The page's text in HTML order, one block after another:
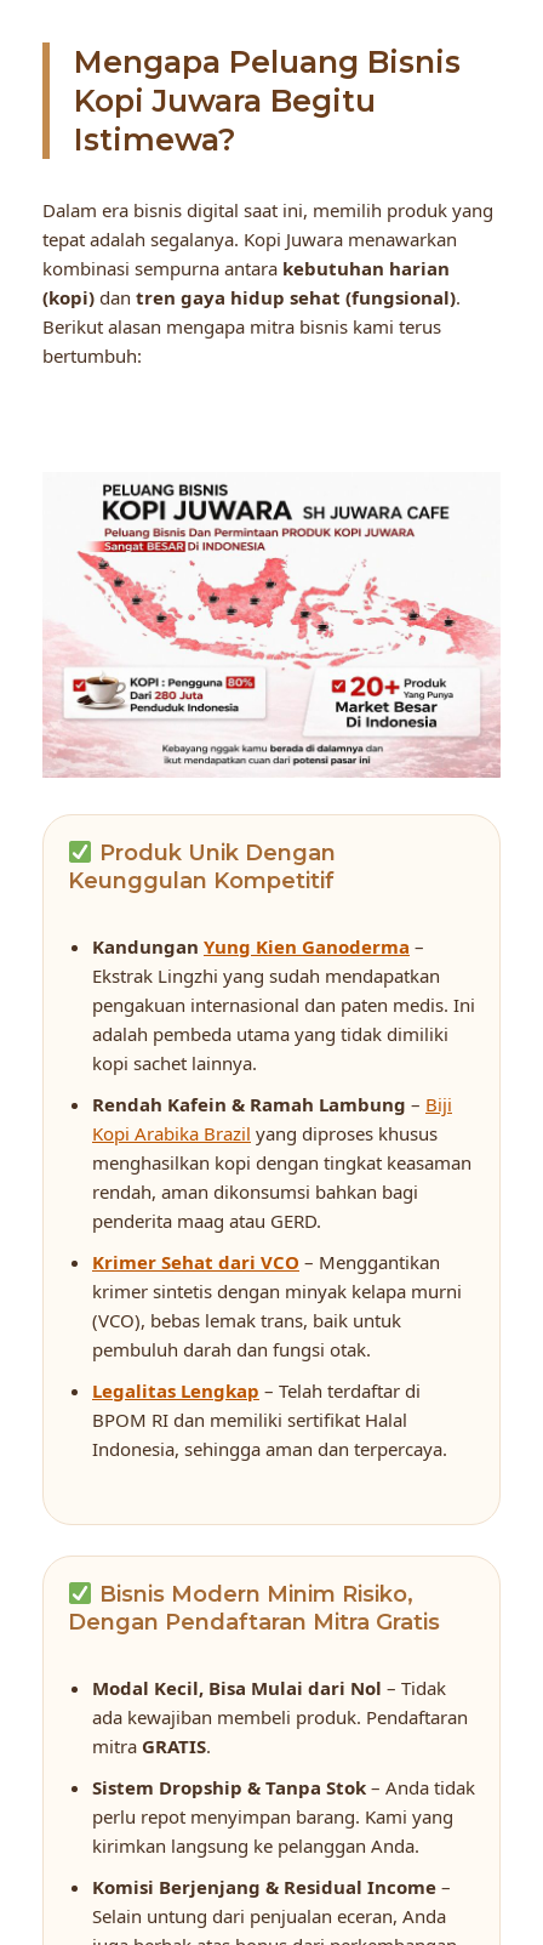
Mengapa Peluang Bisnis
Kopi Juwara Begitu
Istimewa?
Dalam era bisnis digital saat ini, memilih produk yang
tepat adalah segalanya. Kopi Juwara menawarkan
kombinasi sempurna antara kebutuhan harian
(kopi) dan tren gaya hidup sehat (fungsional).
Berikut alasan mengapa mitra bisnis kami terus
bertumbuh:
Produk Unik Dengan
Keunggulan Kompetitif
Kandungan Yung Kien Ganoderma –
Ekstrak Lingzhi yang sudah mendapatkan
pengakuan internasional dan paten medis. Ini
adalah pembeda utama yang tidak dimiliki
kopi sachet lainnya.
Rendah Kafein & Ramah Lambung – Biji
Kopi Arabika Brazil yang diproses khusus
menghasilkan kopi dengan tingkat keasaman
rendah, aman dikonsumsi bahkan bagi
penderita maag atau GERD.
Krimer Sehat dari VCO – Menggantikan
krimer sintetis dengan minyak kelapa murni
(VCO), bebas lemak trans, baik untuk
pembuluh darah dan fungsi otak.
Legalitas Lengkap – Telah terdaftar di
BPOM RI dan memiliki sertifikat Halal
Indonesia, sehingga aman dan terpercaya.
Bisnis Modern Minim Risiko,
Dengan Pendaftaran Mitra Gratis
Modal Kecil, Bisa Mulai dari Nol – Tidak
ada kewajiban membeli produk. Pendaftaran
mitra GRATIS.
Sistem Dropship & Tanpa Stok – Anda tidak
perlu repot menyimpan barang. Kami yang
kirimkan langsung ke pelanggan Anda.
Komisi Berjenjang & Residual Income –
Selain untung dari penjualan eceran, Anda